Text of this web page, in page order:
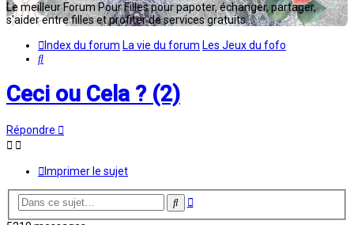
Le meilleur Forum Pour Filles pour papoter, échanger, partager,
s'aider entre filles et profiter de services gratuits...
Index du forum La vie du forum Les Jeux du fofo
Rechercher
Ceci ou Cela ? (2)
Répondre
Imprimer le sujet
Rechercher
Recherche